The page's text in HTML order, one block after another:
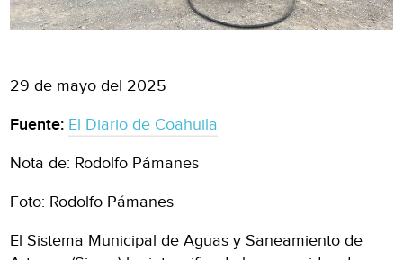
29 de mayo del 2025
Fuente: El Diario de Coahuila
Nota de: Rodolfo Pámanes
Foto: Rodolfo Pámanes
El Sistema Municipal de Aguas y Saneamiento de